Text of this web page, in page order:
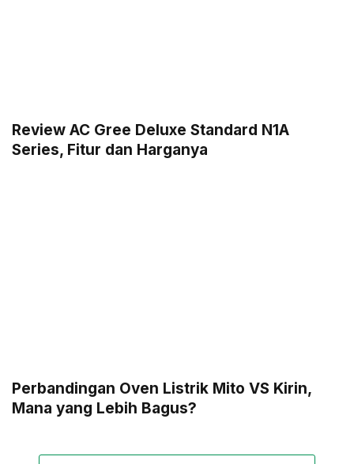
Review AC Gree Deluxe Standard N1A
Series, Fitur dan Harganya
Perbandingan Oven Listrik Mito VS Kirin,
Mana yang Lebih Bagus?